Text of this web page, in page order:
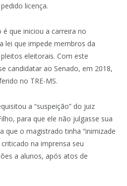
licença.
que iniciou a carreira no
lei que impede membros da
eleitorais. Com este
candidatar ao Senado, em 2018,
no TRE-MS.
a “suspeição” do juiz
para que ele não julgasse sua
que o magistrado tinha “inimizade
na imprensa seu
a alunos, após atos de